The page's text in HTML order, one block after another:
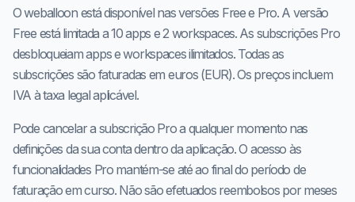
O weballoon está disponível nas versões Free e Pro. A versão
Free está limitada a 10 apps e 2 workspaces. As subscrições Pro
desbloqueiam apps e workspaces ilimitados. Todas as
subscrições são faturadas em euros (EUR). Os preços incluem
IVA à taxa legal aplicável.
Pode cancelar a subscrição Pro a qualquer momento nas
definições da sua conta dentro da aplicação. O acesso às
funcionalidades Pro mantém-se até ao final do período de
faturação em curso. Não são efetuados reembolsos por meses